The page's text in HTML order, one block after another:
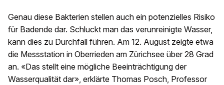
Genau diese Bakterien stellen auch ein potenzielles Risiko
für Badende dar. Schluckt man das verunreinigte Wasser,
kann dies zu Durchfall führen. Am 12. August zeigte etwa
die Messstation in Oberrieden am Zürichsee über 28 Grad
an. «Das stellt eine mögliche Beeinträchtigung der
Wasserqualität dar», erklärte Thomas Posch, Professor